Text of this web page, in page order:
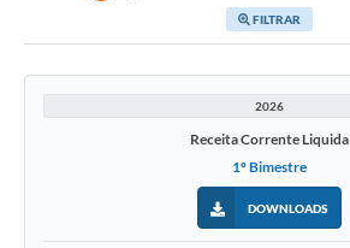
FILTRAR
2026
Receita Corrente Liquida
1º Bimestre
DOWNLOADS